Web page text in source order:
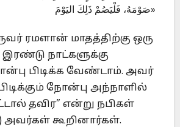
صَوْمَهُ، فَلْيَصُمْ ذَلِكَ اليَوْمَ»
ரமளான் மாதத்திற்கு ஒரு
நாட்களுக்கு
பிடிக்க வேண்டாம். அவர்
நோன்பு அந்நாளில்
தவிர” என்று நபிகள்
கூறினார்கள்.